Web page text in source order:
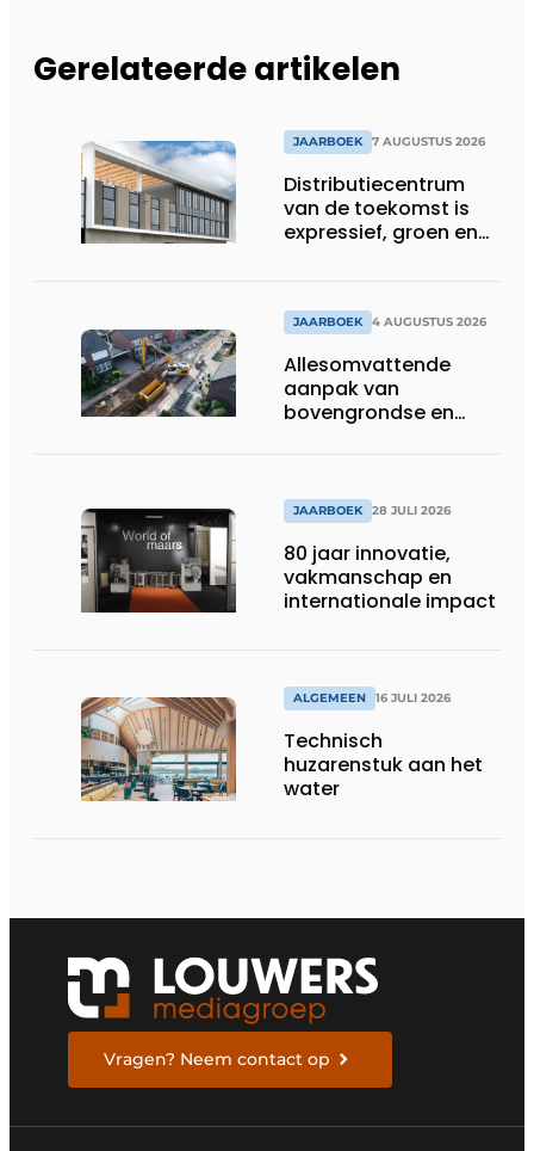
Gerelateerde artikelen
JAARBOEK 7 AUGUSTUS 2026
Distributiecentrum
van de toekomst is
expressief, groen en
JAARBOEK 4 AUGUSTUS 2026
Allesomvattende
aanpak van
bovengrondse en
JAARBOEK 28 JULI 2026
80 jaar innovatie,
vakmanschap en
internationale impact
ALGEMEEN 16 JULI 2026
Technisch
huzarenstuk aan het
water
Vragen? Neem contact op